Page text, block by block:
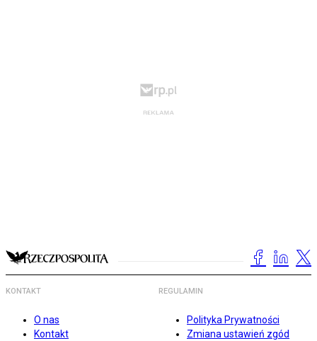
KONTAKT
O nas
Kontakt
REGULAMIN
Polityka Prywatności
Zmiana ustawień zgód